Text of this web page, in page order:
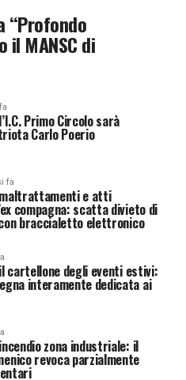
“Profondo
il MANSC di
Primo Circolo sarà
Carlo Poerio
fa
e atti
compagna: scatta divieto di
braccialetto elettronico
cartellone degli eventi estivi:
interamente dedicata ai
zona industriale: il
revoca parzialmente